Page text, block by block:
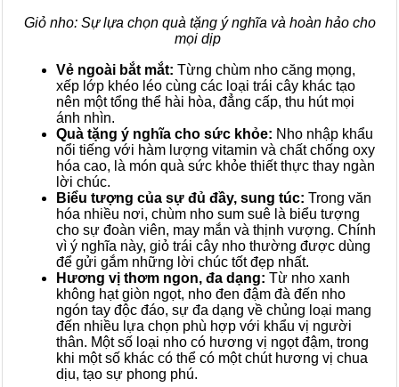
Giỏ nho: Sự lựa chọn quà tặng ý nghĩa và hoàn hảo cho
mọi dịp
Vẻ ngoài bắt mắt: Từng chùm nho căng mọng,
xếp lớp khéo léo cùng các loại trái cây khác tạo
nên một tổng thể hài hòa, đẳng cấp, thu hút mọi
ánh nhìn.
Quà tặng ý nghĩa cho sức khỏe: Nho nhập khẩu
nổi tiếng với hàm lượng vitamin và chất chống oxy
hóa cao, là món quà sức khỏe thiết thực thay ngàn
lời chúc.
Biểu tượng của sự đủ đầy, sung túc: Trong văn
hóa nhiều nơi, chùm nho sum suê là biểu tượng
cho sự đoàn viên, may mắn và thịnh vượng. Chính
vì ý nghĩa này, giỏ trái cây nho thường được dùng
để gửi gắm những lời chúc tốt đẹp nhất.
Hương vị thơm ngon, đa dạng: Từ nho xanh
không hạt giòn ngọt, nho đen đậm đà đến nho
ngón tay độc đáo, sự đa dạng về chủng loại mang
đến nhiều lựa chọn phù hợp với khẩu vị người
thân. Một số loại nho có hương vị ngọt đậm, trong
khi một số khác có thể có một chút hương vị chua
dịu, tạo sự phong phú.